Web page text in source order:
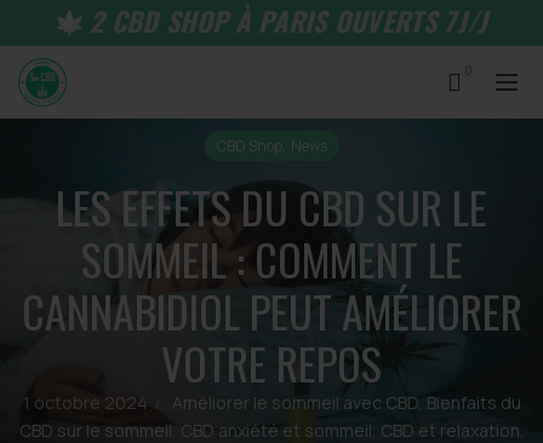
2 CBD SHOP À PARIS OUVERTS 7J/J
CBD Shop, News
LES EFFETS DU CBD SUR LE
SOMMEIL : COMMENT LE
CANNABIDIOL PEUT AMÉLIORER
VOTRE REPOS
1 octobre 2024 Améliorer le sommeil avec CBD, Bienfaits du
CBD sur le sommeil, CBD anxiété et sommeil, CBD et relaxation,